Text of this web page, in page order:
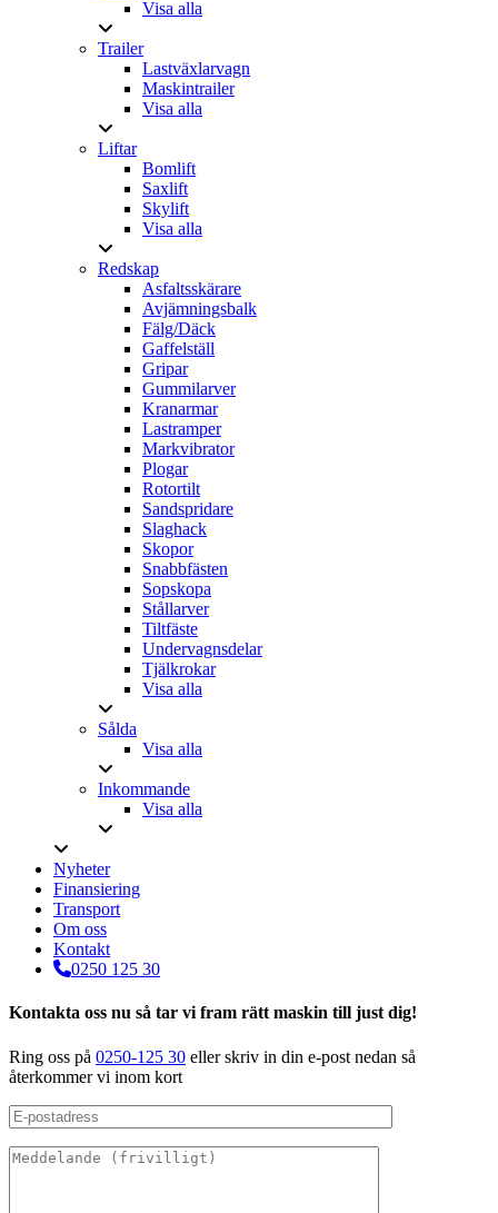
Visa alla
Trailer
Lastväxlarvagn
Maskintrailer
Visa alla
Liftar
Bomlift
Saxlift
Skylift
Visa alla
Redskap
Asfaltsskärare
Avjämningsbalk
Fälg/Däck
Gaffelställ
Gripar
Gummilarver
Kranarmar
Lastramper
Markvibrator
Plogar
Rotortilt
Sandspridare
Slaghack
Skopor
Snabbfästen
Sopskopa
Stållarver
Tiltfäste
Undervagnsdelar
Tjälkrokar
Visa alla
Sålda
Visa alla
Inkommande
Visa alla
Nyheter
Finansiering
Transport
Om oss
Kontakt
0250 125 30
Kontakta oss nu så tar vi fram rätt maskin till just dig!
Ring oss på 0250-125 30 eller skriv in din e-post nedan så
återkommer vi inom kort